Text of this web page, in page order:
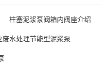
柱塞泥浆泵阀箱内阀座介绍
废水处理节能型泥浆泵